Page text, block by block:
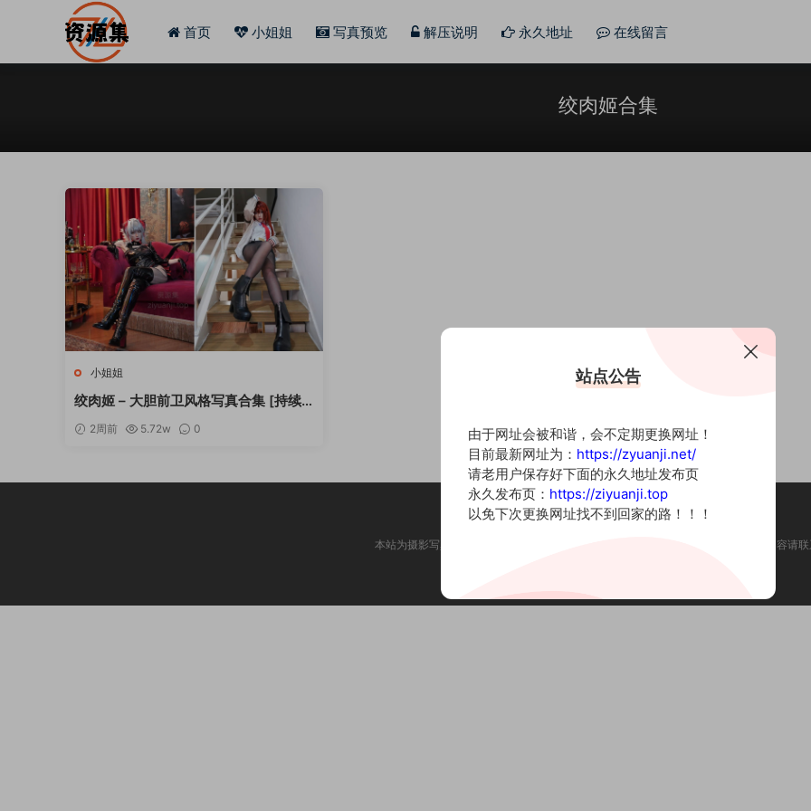
首页 小姐姐 写真预览 解压说明 永久地址 在线留言
绞肉姬合集
小姐姐
绞肉姬 – 大胆前卫风格写真合集 [持续
2周前 5.72w 0
本站为摄影写真图片网站，内容来自网络收集整理，仅作个人学习使用。如有违法内容请
站点公告
由于网址会被和谐，会不定期更换网址！
目前最新网址为： https://zyuanji.net/
请老用户保存好下面的永久地址发布页
永久发布页： https://ziyuanji.top
以免下次更换网址找不到回家的路！！！